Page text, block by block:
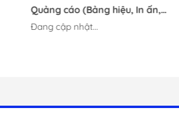
Quảng cáo (Bảng hiệu, In ấn,
Bao bì…)
Đang cập nhật...